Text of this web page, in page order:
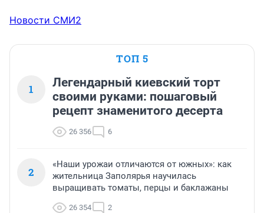
Новости СМИ2
ТОП 5
1
Легендарный киевский торт
своими руками: пошаговый
рецепт знаменитого десерта
26 356 6
2
«Наши урожаи отличаются от южных»: как
жительница Заполярья научилась
выращивать томаты, перцы и баклажаны
26 354 2